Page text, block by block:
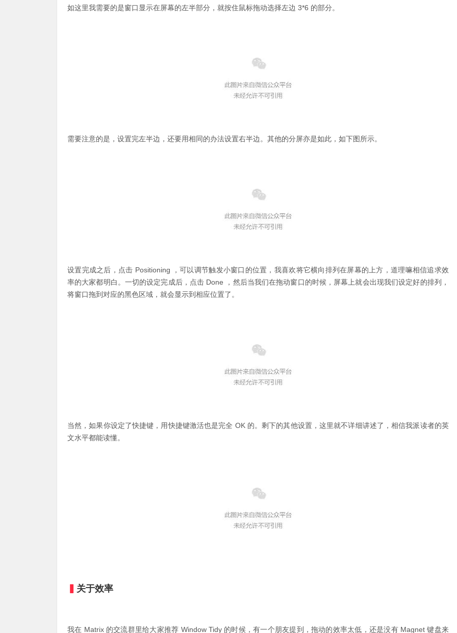
如这里我需要的是窗口显示在屏幕的左半部分，就按住鼠标拖动选择左边 3*6 的部分。
需要注意的是，设置完左半边，还要用相同的办法设置右半边。其他的分屏亦是如此，如下图所示。
设置完成之后，点击 Positioning ，可以调节触发小窗口的位置，我喜欢将它横向排列在屏幕的上方，道理嘛相信追求效
率的大家都明白。一切的设定完成后，点击 Done ，然后当我们在拖动窗口的时候，屏幕上就会出现我们设定好的排列，
将窗口拖到对应的黑色区域，就会显示到相应位置了。
当然，如果你设定了快捷键，用快捷键激活也是完全 OK 的。剩下的其他设置，这里就不详细讲述了，相信我派读者的英
文水平都能读懂。
关于效率
我在 Matrix 的交流群里给大家推荐 Window Tidy 的时候，有一个朋友提到，拖动的效率太低，还是没有 Magnet 键盘来